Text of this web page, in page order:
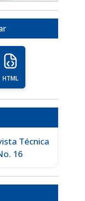
HTML
Técnica
16